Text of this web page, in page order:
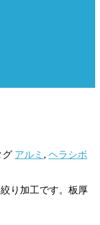
グ アルミ , ヘラシボ
り加工です。板厚